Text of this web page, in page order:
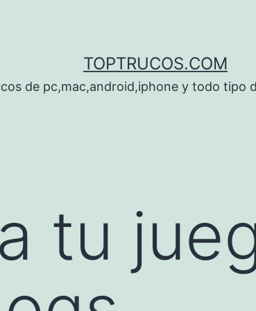
TOPTRUCOS.COM
de pc,mac,android,iphone y todo tipo
tu